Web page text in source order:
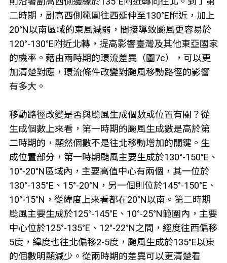
二時期，副高西側範圍往西延伸至130°E附近，加上
20°N以南區域的東風減弱，間接導致颱風更容易於
120°-130°E附近北轉，提高影響臺灣及其他東亞國家
的機率。藉由兩時期的環流差異（圖7c），可以更
加清楚對應，環流條件改變對颱風移動路徑的影響
有多大。
移動路徑改變是否與颱風生成個數或位置有關？從
生成個數上來看，第一時期的颱風生成數是高於第
二時期的，顯然個數不是往北移動增加的關鍵。生
成位置部分，第一時期颱風主要生成於130°-150°E、
10°-20°N區域內，主要高值中心有兩個，其一位於
130°-135°E、15°-20°N，另一個則位於145°-150°E、
10°-15°N，從緯度上來看都在20°N以南。第二時期
颱風主要生成於125°-145°E、10°-25°N範圍內，主要
中心位於125°-135°E、12°-22°N之間，經度往西偏移
5度，緯度也往北偏移2-5度，颱風生成於135°E以東
的個數明顯減少。從兩時期的差異可以更清楚看